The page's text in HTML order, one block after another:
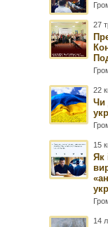
27
22
Чи
15
Як
14